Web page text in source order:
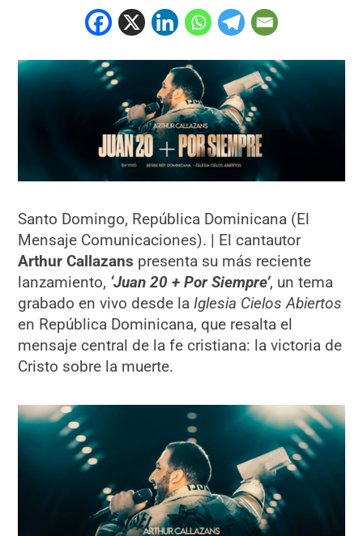
Santo Domingo, República Dominicana (El
Mensaje Comunicaciones). | El cantautor
Arthur Callazans presenta su más reciente
lanzamiento, ‘Juan 20 + Por Siempre’, un tema
grabado en vivo desde laIglesia Cielos Abiertos
en República Dominicana, que resalta el
mensaje central de la fe cristiana: la victoria de
Cristo sobre la muerte.